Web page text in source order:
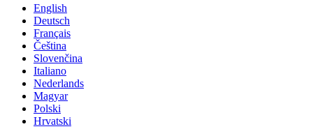
English
Deutsch
Français
Čeština
Slovenčina
Italiano
Nederlands
Magyar
Polski
Hrvatski